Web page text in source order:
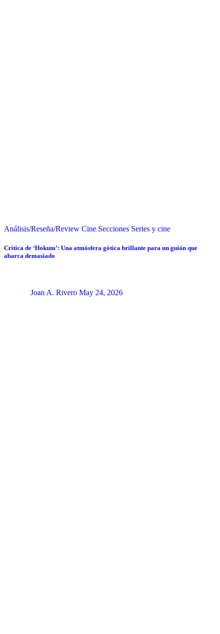
Análisis/Reseña/Review Cine Secciones Series y cine
Crítica de ‘Hokum’: Una atmósfera gótica brillante para un guión que
abarca demasiado
Joan A. Rivero May 24, 2026